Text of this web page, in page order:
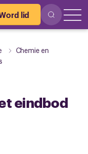
lid
Chemie en
eindbod